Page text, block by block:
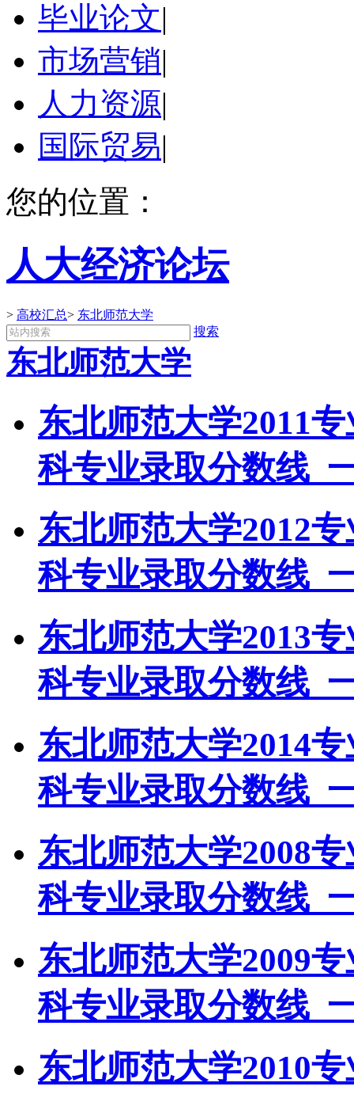
毕业论文|
市场营销|
人力资源|
国际贸易|
您的位置：
人大经济论坛
> 高校汇总> 东北师范大学
搜索
东北师范大学
东北师范大学2011
科专业录取分数线_
东北师范大学2012
科专业录取分数线_
东北师范大学2013
科专业录取分数线_
东北师范大学2014
科专业录取分数线_
东北师范大学2008
科专业录取分数线_
东北师范大学2009
科专业录取分数线_
东北师范大学2010